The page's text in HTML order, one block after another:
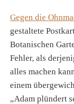
Gegen die
gestaltete
Botanischen
Fehler, als
alles machen
einem
„Adam plündert